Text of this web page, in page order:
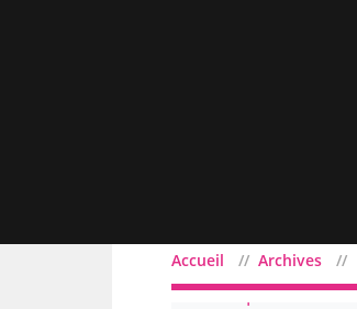
Accueil Archives
Filtrer par domaine